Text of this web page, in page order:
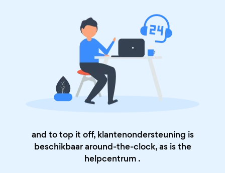
and to top it off, klantenondersteuning is
beschikbaar around-the-clock, as is the
helpcentrum .